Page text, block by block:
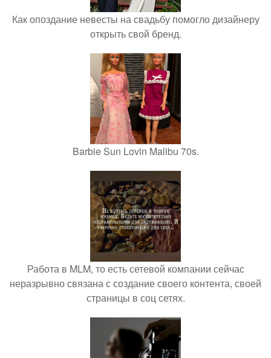
Как опоздание невесты на свадьбу помогло дизайнеру
открыть свой бренд.
Barbie Sun Lovin Malibu 70s.
Работа в MLM, то есть сетевой компании сейчас
неразрывно связана с создание своего контента, своей
страницы в соц сетях.